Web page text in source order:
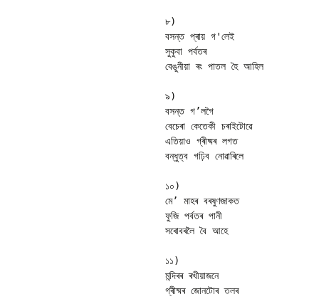
৮)
বসন্ত প্ৰায় গ'লেই
সুকুবা পৰ্বতৰ
বেঙুনীয়া ৰং পাতল হৈ আহিল
৯)
বসন্ত গ’লগৈ
বেচেৰা কেতেকী চৰাইটোৱে
এতিয়াও গ্ৰীষ্মৰ লগত
বন্ধুত্ব গঢ়িব নোৱাৰিলে
১০)
মে’ মাহৰ বৰষুণজাকত
ফুজি পৰ্বতৰ পানী
সৰোবৰলৈ বৈ আহে
১১)
মন্দিৰৰ ৰখীয়াজনে
গ্ৰীষ্মৰ জোনটোৰ তলৰ